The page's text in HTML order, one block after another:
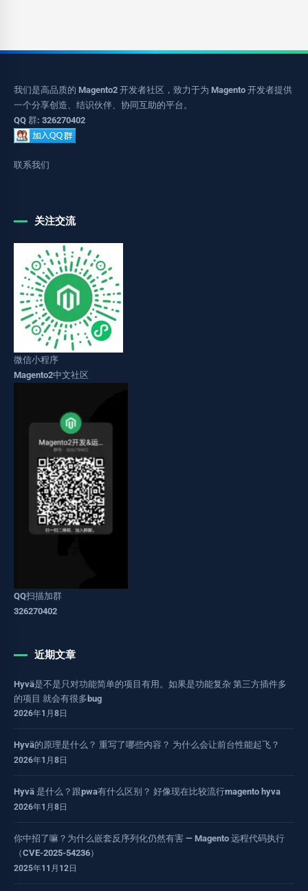
我们是高品质的 Magento2 开发者社区，致力于为 Magento 开发者提供
一个分享创造、结识伙伴、协同互助的平台。
QQ 群: 326270402
联系我们
关注交流
微信小程序
Magento2中文社区
QQ扫描加群
326270402
近期文章
Hyvä是不是只对功能简单的项目有用。如果是功能复杂 第三方插件多
的项目 就会有很多bug
2026年1月8日
Hyvä的原理是什么？ 重写了哪些内容？ 为什么会让前台性能起飞？
2026年1月8日
Hyvä 是什么？跟pwa有什么区别？ 好像现在比较流行magento hyva
2026年1月8日
你中招了嘛？为什么嵌套反序列化仍然有害 — Magento 远程代码执行
（CVE-2025-54236）
2025年11月12日